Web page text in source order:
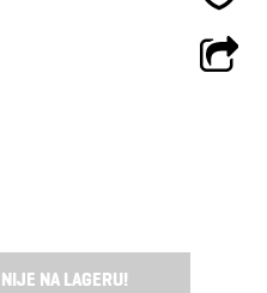
NA LAGERU!